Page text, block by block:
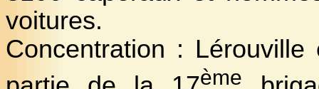
voitures.
Concentration :
ème